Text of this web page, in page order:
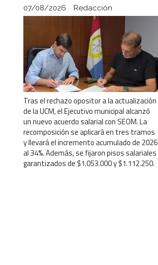
Redacción
07/08/2026
Tras el rechazo opositor a la actualización
de la UCM, el Ejecutivo municipal alcanzó
un nuevo acuerdo salarial con SEOM. La
recomposición se aplicará en tres tramos
y llevará el incremento acumulado de 2026
al 34%. Además, se fijaron pisos salariales
garantizados de $1.053.000 y $1.112.250.